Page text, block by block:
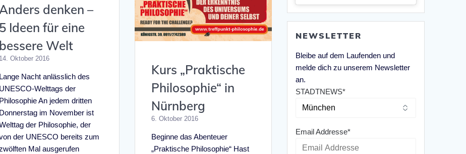
denken –
5 Ideen für eine
bessere Welt
14. Oktober 2016
Lange Nacht anlässlich des
UNESCO-Welttags der
Philosophie An jedem dritten
Donnerstag im November ist
der Philosophie, der
der UNESCO bereits zum
Mal ausgerufen
Kurs „Praktische
Philosophie“ in
Nürnberg
6. Oktober 2016
Beginne das Abenteuer
„Praktische Philosophie“ Hast
NEWSLETTER
Bleibe auf dem Laufenden und
melde dich zu unserem Newsletter
an.
STADTNEWS*
Email Addresse*